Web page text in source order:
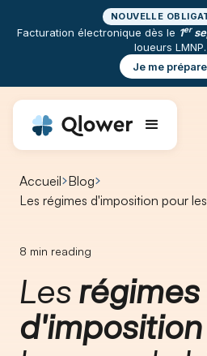
NOUVELLE
Facturation électronique dès le 1er
loueurs LMNP.
Je me prépare
Accueil Blog
Les régimes d'imposition pour
8 min reading
Les régimes
d'imposition